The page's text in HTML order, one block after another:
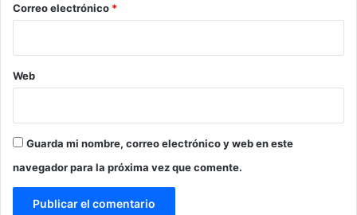
*
Correo electrónico *
Web
Guarda mi nombre, correo electrónico y web en este
navegador para la próxima vez que comente.